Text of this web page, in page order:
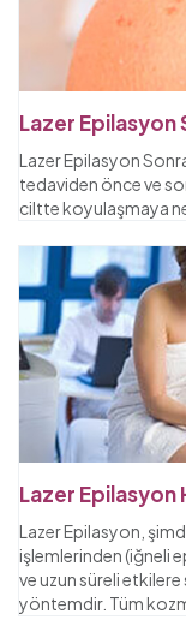
Lazer Epilasyon
Lazer Epilasyon
tedaviden önce ve
ciltte koyulaşmaya
Lazer Epilasyon
Lazer Epilasyon,
işlemlerinden (iğneli
ve uzun süreli
yöntemdir. Tüm